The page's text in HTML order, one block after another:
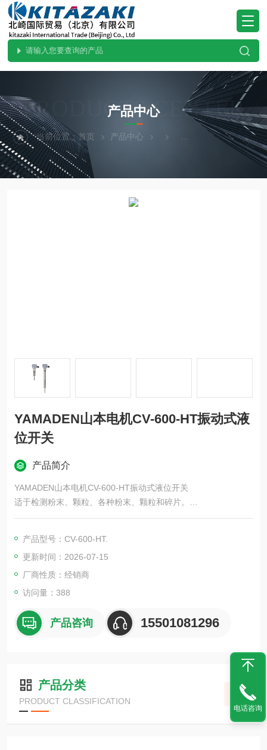
PRODUCTS CENTER
产品中心
当前位置：首页 产品中心 YAMADEN山本电机
YAMADEN山本电机CV-600-HT振动式液
位开关
产品简介
YAMADEN山本电机CV-600-HT振动式液位开关
适于检测粉末、颗粒、各种粉末、颗粒和碎片。
■ 也可提供高温型。 （焚烧灰烬、树脂等）
■ CE标志，符合本质安全（ATEX）标准。
产品型号：CV-600-HT.
更新时间：2026-07-15
厂商性质：经销商
访问量：388
产品咨询 15501081296
产品分类
PRODUCT CLASSIFICATION
电话咨询